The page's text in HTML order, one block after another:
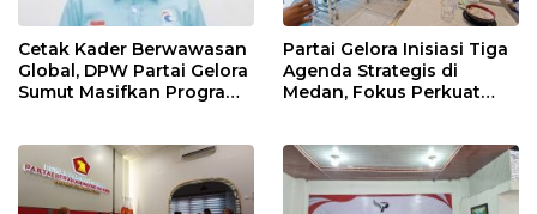
Cetak Kader Berwawasan
Global, DPW Partai Gelora
Sumut Masifkan Program
Partai Gelora Inisiasi Tiga
Agenda Strategis di
Medan, Fokus Perkuat